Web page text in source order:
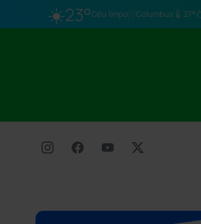
☀️23°Céu limpo Columbus 27°